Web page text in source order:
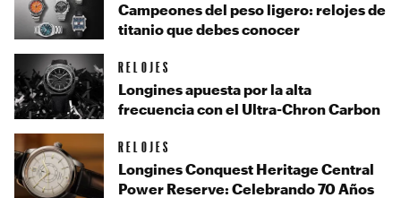
Campeones del peso ligero: relojes de
titanio que debes conocer
RELOJES
Longines apuesta por la alta
frecuencia con el Ultra-Chron Carbon
RELOJES
Longines Conquest Heritage Central
Power Reserve: Celebrando 70 Años